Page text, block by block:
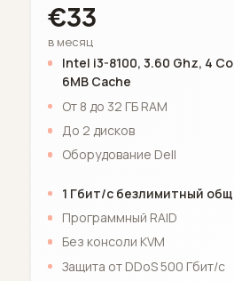
€33
в месяц
Intel i3-8100, 3.60 Ghz, 4
6MB Cache
От 8 до 32 ГБ RAM
До 2 дисков
Оборудование Dell
1 Гбит/с безлимитный
Программный RAID
Без консоли KVM
Защита от DDoS 500 Гбит/с